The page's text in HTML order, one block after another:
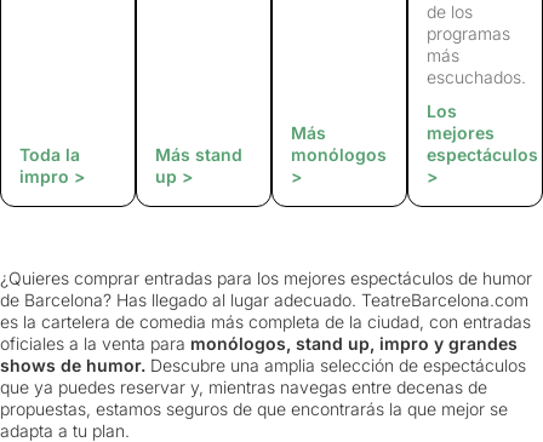
Toda la
impro >
Más stand
up >
Más
monólogos
>
de los
programas
más
escuchados.
Los
mejores
espectáculos
>
¿Quieres comprar entradas para los mejores espectáculos de humor
de Barcelona? Has llegado al lugar adecuado. TeatreBarcelona.com
es la cartelera de comedia más completa de la ciudad, con entradas
oficiales a la venta para monólogos, stand up, impro y grandes
shows de humor. Descubre una amplia selección de espectáculos
que ya puedes reservar y, mientras navegas entre decenas de
propuestas, estamos seguros de que encontrarás la que mejor se
adapta a tu plan.